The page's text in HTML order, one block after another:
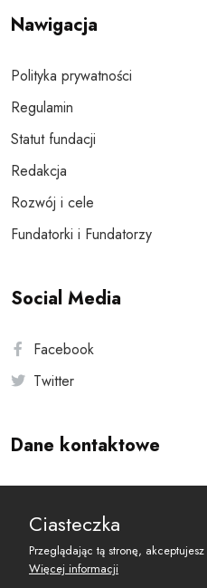
Nawigacja
Polityka prywatności
Regulamin
Statut fundacji
Redakcja
Rozwój i cele
Fundatorki i Fundatorzy
Social Media
Facebook
Twitter
Dane kontaktowe
reset@resetobywatelski.pl
Ciasteczka
Przeglądając tą stronę,
Więcej informacji